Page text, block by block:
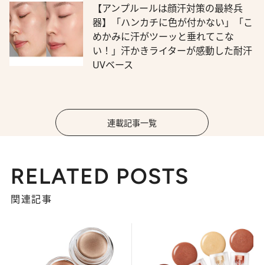
【アンプルールは顔汗対策の最終兵
器】「ハンカチに色が付かない」「こ
めかみに汗がツーッと垂れてこな
い！」汗かきライターが感動した耐汗
UVベース
連載記事一覧
RELATED POSTS
関連記事